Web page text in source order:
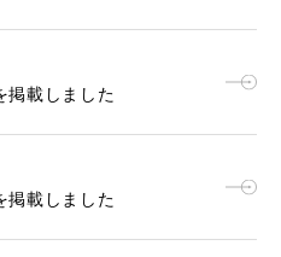
掲載しました
掲載しました